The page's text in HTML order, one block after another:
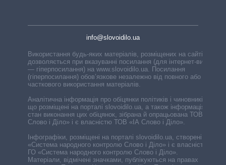
info@slovoidilo.ua
Використання будь-яких матеріалів, розміщених на сайті,
дозволяється при вказуванні посилання (для інтернет-видань
— гіперпосилання) на www.slovoidilo.ua. Посилання
(гіперпосилання) обов’язкове незалежно від повного або
часткового використання матеріалів.
Аналітична інформація про обіцянки політиків і чиновників,
що розміщені на порталі slovoidilo.ua, а також інформація про
стан виконання цих обіцянок, зібрана й опрацьована ТОВ «ІА
Слово і Діло» і є власністю ТОВ «ІА Слово і Діло».
Інфографіки, розміщені на порталі slovoidilo.ua, створені ГО
«Система народного контролю Слово і Діло» і є власністю
ГО «Система народного контролю Слово і Діло».
Матеріали, відмічені значками, публікуються на правах